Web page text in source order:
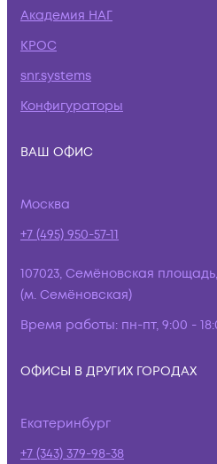
Академия НАГ
КРОС
snr.systems
Конфигураторы
ВАШ ОФИС
Москва
+7 (495) 950-57-11
107023, Семёновская
(м. Семёновская)
Время работы: пн-пт, 9:00 -
ОФИСЫ В ДРУГИХ ГОРОДАХ
Екатеринбург
+7 (343) 379-98-38